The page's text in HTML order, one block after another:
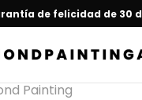
de felicidad de 30
Painting